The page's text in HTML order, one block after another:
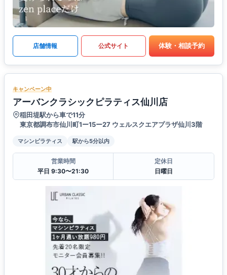
店舗情報 公式サイト 体験・相談予約
キャンペーン中
アーバンクラシックピラティス仙川店
稲田堤駅から車で11分
東京都調布市仙川町1ー15ー27 ウェルスクエアプラザ仙川3階
マシンピラティス 駅から5分以内
営業時間
平日 9:30〜21:30
定休日
日曜日